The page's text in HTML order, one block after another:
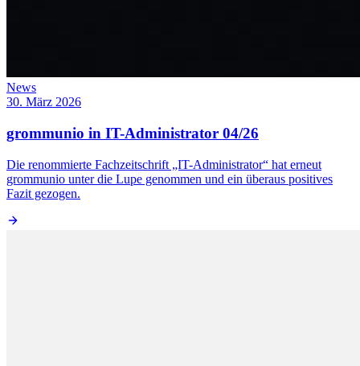
News
30. März 2026
grommunio in IT-Administrator 04/26
Die renommierte Fachzeitschrift „IT-Administrator“ hat erneut
grommunio unter die Lupe genommen und ein überaus positives
Fazit gezogen.